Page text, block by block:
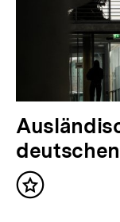
Inhalt